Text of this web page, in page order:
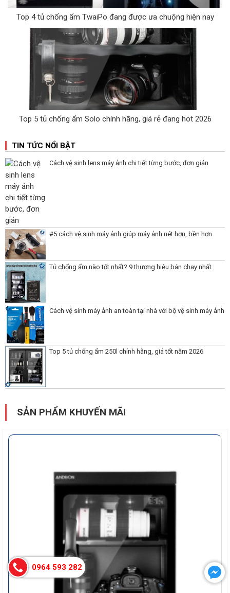
Top 4 tủ chống ẩm TwaiPo đang được ưa chuộng hiện nay
Top 5 tủ chống ẩm Solo chính hãng, giá rẻ đang hot 2026
TIN TỨC NỔI BẬT
Cách vệ sinh lens máy ảnh chi tiết từng bước, đơn giản
#5 cách vệ sinh máy ảnh giúp máy ảnh nét hơn, bền hơn
Tủ chống ẩm nào tốt nhất? 9 thương hiệu bán chạy nhất
Cách vệ sinh máy ảnh an toàn tại nhà với bộ vệ sinh máy ảnh
Top 5 tủ chống ẩm 250l chính hãng, giá tốt năm 2026
SẢN PHẨM KHUYẾN MÃI
0964 593 282